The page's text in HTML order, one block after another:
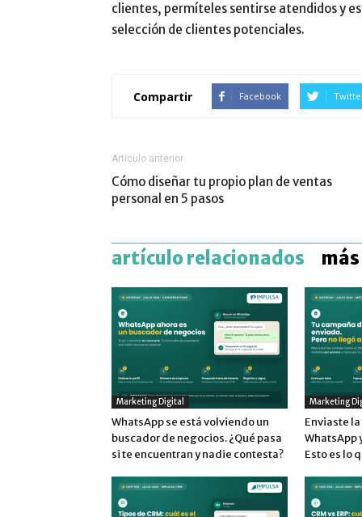
clientes, permíteles sentirse atendidos y
selección de clientes potenciales.
Compartir Facebook
Artículo anterior
Cómo diseñar tu propio plan de ventas
personal en 5 pasos
artículo relacionados
Marketing Digital
WhatsApp se está volviendo un
buscador de negocios. ¿Qué pasa
si te encuentran y nadie contesta?
Marketing
Enviaste
WhatsApp
Esto es lo